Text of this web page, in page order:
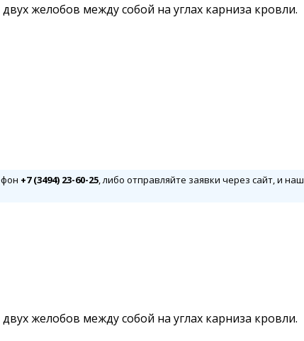
желобов между собой на углах карниза кровли.
+7 (3494) 23-60-25, либо отправляйте заявки через сайт, и наш
желобов между собой на углах карниза кровли.